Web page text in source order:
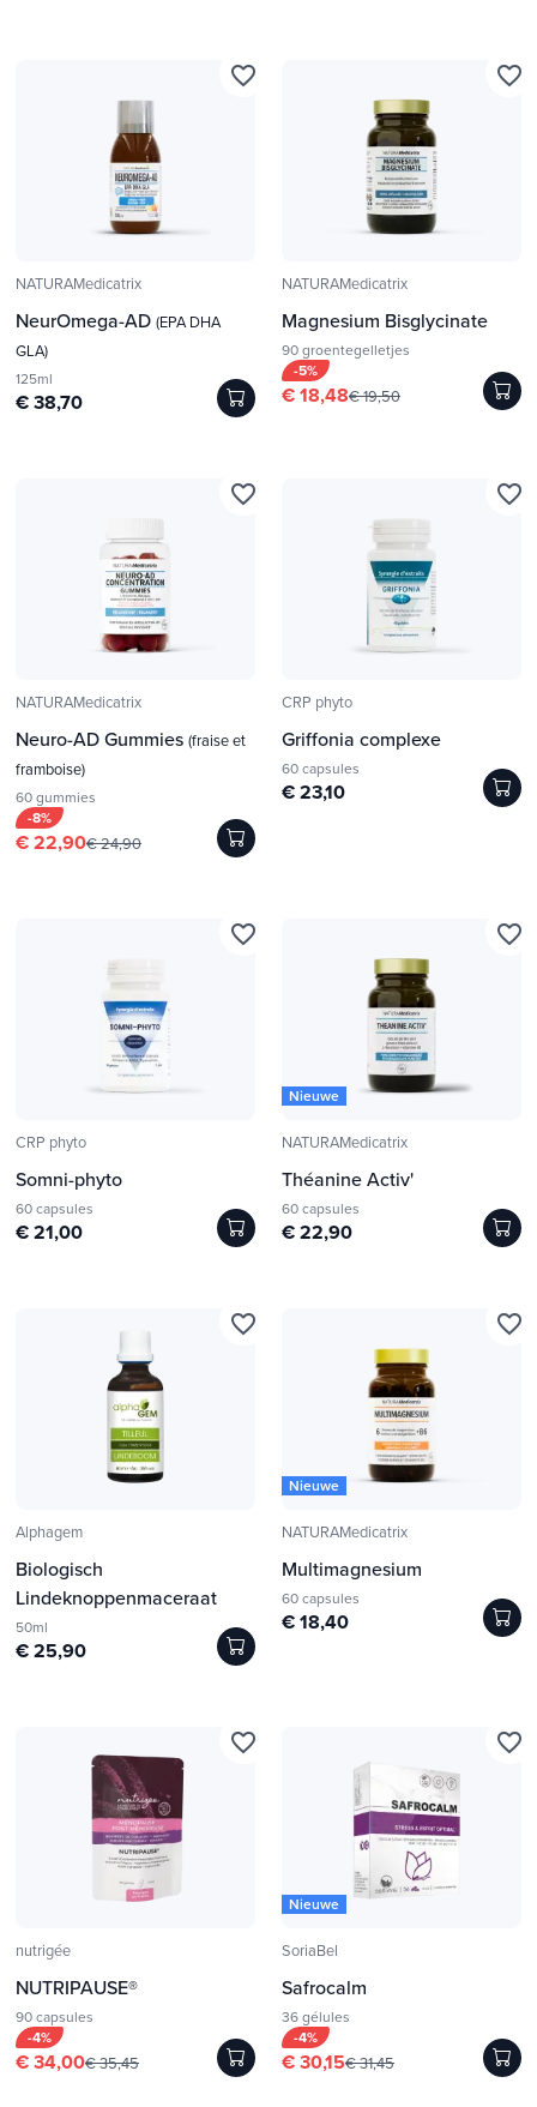
NATURAMedicatrix
NeurOmega-AD (EPA DHA
GLA)
125ml
€ 38,70
favorite_border
NATURAMedicatrix
Magnesium Bisglycinate
90 groentegelletjes
-5%
€ 18,48€ 19,50
favorite_border
NATURAMedicatrix
Neuro-AD Gummies (fraise et
framboise)
60 gummies
-8%
€ 22,90€ 24,90
favorite_border
CRP phyto
Griffonia complexe
60 capsules
€ 23,10
favorite_border
CRP phyto
Somni-phyto
60 capsules
€ 21,00
favorite_border
Nieuwe
NATURAMedicatrix
Théanine Activ'
60 capsules
€ 22,90
favorite_border
Alphagem
Biologisch
Lindeknoppenmaceraat
50ml
€ 25,90
favorite_border
Nieuwe
NATURAMedicatrix
Multimagnesium
60 capsules
€ 18,40
favorite_border
nutrigée
NUTRIPAUSE®
90 capsules
-4%
€ 34,00€ 35,45
favorite_border
Nieuwe
SoriaBel
Safrocalm
36 gélules
-4%
€ 30,15€ 31,45
favorite_border